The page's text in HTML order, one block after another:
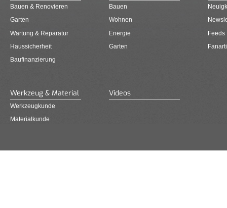
Bauen & Renovieren
Garten
Wartung & Reparatur
Haussicherheit
Baufinanzierung
Bauen
Wohnen
Energie
Garten
Feeds
Werkzeug & Material
Werkzeugkunde
Materialkunde
Videos